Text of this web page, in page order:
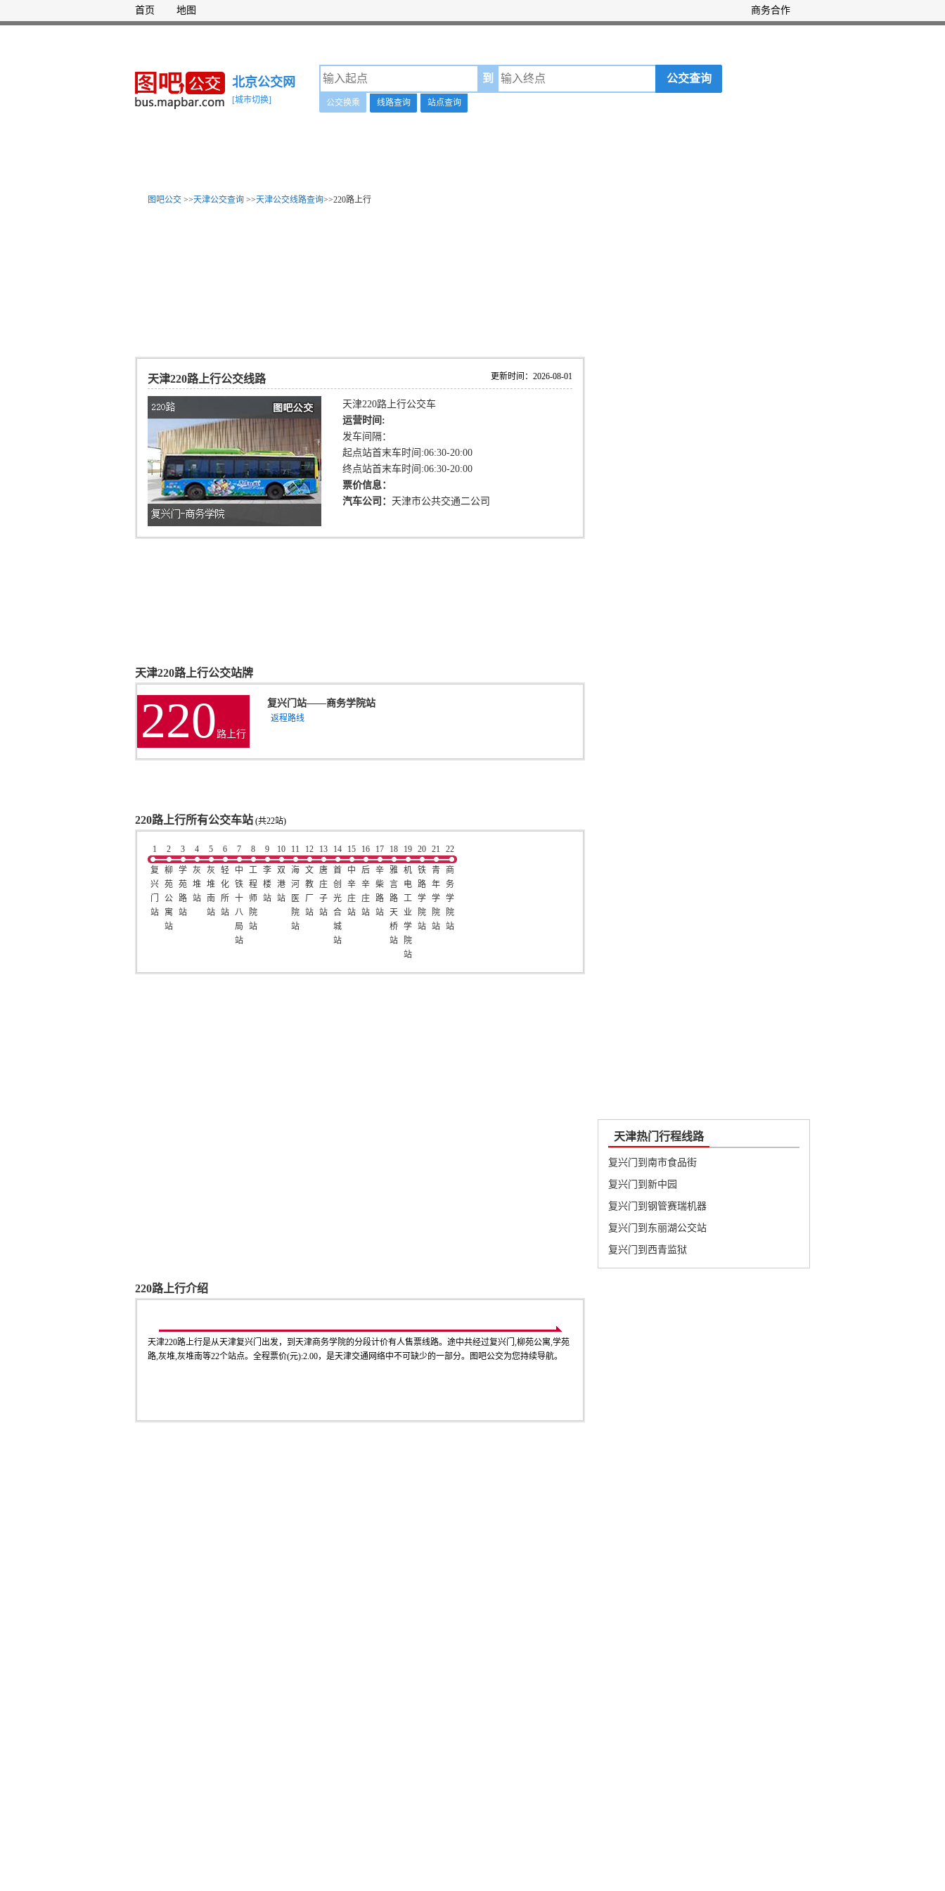
首页 地图 商务合作
北京公交网
[城市切换]
到 公交查询
公交换乘 线路查询 站点查询
图吧公交 >>天津公交查询 >>天津公交线路查询>>220路上行
更新时间：2026-08-01
天津220路上行公交线路
天津220路上行公交车
运营时间:
发车间隔：
起点站首末车时间:06:30-20:00
终点站首末车时间:06:30-20:00
票价信息：
汽车公司： 天津市公共交通二公司
天津220路上行公交站牌
220 路上行
复兴门站——商务学院站
返程路线
220路上行所有公交车站 (共22站)
1
复
兴
门
站
2
柳
苑
公
寓
站
3
学
苑
路
站
4
灰
堆
站
5
灰
堆
南
站
6
轻
化
所
站
7
中
铁
十
八
局
站
8
工
程
师
院
站
9
李
楼
站
10
双
港
站
11
海
河
医
院
站
12
文
教
厂
站
13
唐
庄
子
站
14
首
创
光
合
城
站
15
中
辛
庄
站
16
后
辛
庄
站
17
辛
柴
路
站
18
雅
言
路
天
桥
站
19
机
电
工
业
学
院
站
20
铁
路
学
院
站
21
青
年
学
院
站
22
商
务
学
院
站
220路上行介绍
天津220路上行是从天津复兴门出发，到天津商务学院的分段计价有人售票线路。途中共经过复兴门,柳苑公寓,学苑
路,灰堆,灰堆南等22个站点。全程票价(元):2.00，是天津交通网络中不可缺少的一部分。图吧公交为您持续导航。
天津热门行程线路
复兴门到南市食品街
复兴门到新中园
复兴门到钢管赛瑞机器
复兴门到东丽湖公交站
复兴门到西青监狱